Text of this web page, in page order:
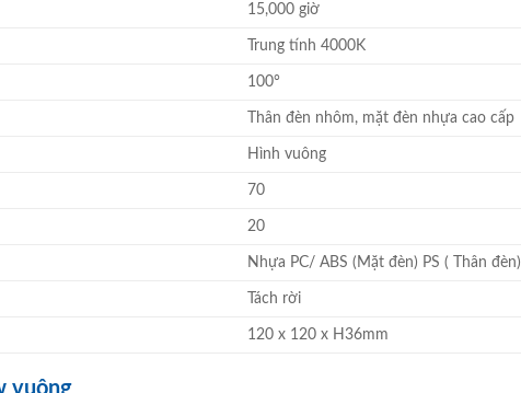
15,000 giờ
Trung tính 4000K
100°
Thân đèn nhôm, mặt đèn nhựa cao cấp
Hình vuông
70
20
Nhựa PC/ ABS (Mặt đèn) PS ( Thân đèn)
Tách rời
120 x 120 x H36mm